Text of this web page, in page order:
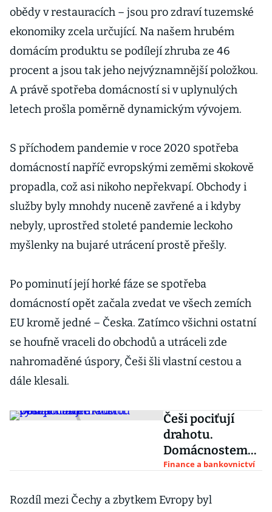
obědy v restauracích – jsou pro zdraví tuzemské
ekonomiky zcela určující. Na našem hrubém
domácím produktu se podílejí zhruba ze 46
procent a jsou tak jeho nejvýznamnější položkou.
A právě spotřeba domácností si v uplynulých
letech prošla poměrně dynamickým vývojem.
S příchodem pandemie v roce 2020 spotřeba
domácností napříč evropskými zeměmi skokově
propadla, což asi nikoho nepřekvapí. Obchody i
služby byly mnohdy nuceně zavřené a i kdyby
nebyly, uprostřed stoleté pandemie leckoho
myšlenky na bujaré utrácení prostě přešly.
Po pominutí její horké fáze se spotřeba
domácností opět začala zvedat ve všech zemích
EU kromě jedné – Česka. Zatímco všichni ostatní
se houfně vraceli do obchodů a utráceli zde
nahromaděné úspory, Češi šli vlastní cestou a
dále klesali.
Češi pociťují
drahotu.
Domácnostem
rostou výdaje
potravinám
Finance a bankovnictví
Rozdíl mezi Čechy a zbytkem Evropy byl